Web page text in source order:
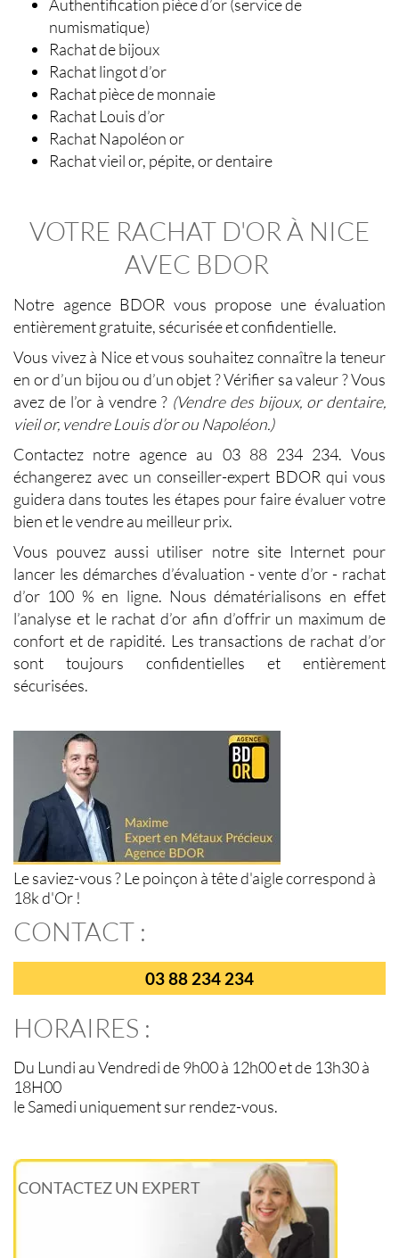
Authentification pièce d’or (service de
numismatique)
Rachat de bijoux
Rachat lingot d’or
Rachat pièce de monnaie
Rachat Louis d’or
Rachat Napoléon or
Rachat vieil or, pépite, or dentaire
VOTRE RACHAT D'OR À NICE
AVEC BDOR
Notre agence BDOR vous propose une évaluation
entièrement gratuite, sécurisée et confidentielle.
Vous vivez à Nice et vous souhaitez connaître la teneur
en or d’un bijou ou d’un objet ? Vérifier sa valeur ? Vous
avez de l’or à vendre ? (Vendre des bijoux, or dentaire,
vieil or, vendre Louis d’or ou Napoléon.)
Contactez notre agence au 03 88 234 234. Vous
échangerez avec un conseiller-expert BDOR qui vous
guidera dans toutes les étapes pour faire évaluer votre
bien et le vendre au meilleur prix.
Vous pouvez aussi utiliser notre site Internet pour
lancer les démarches d’évaluation - vente d’or - rachat
d’or 100 % en ligne. Nous dématérialisons en effet
l’analyse et le rachat d’or afin d’offrir un maximum de
confort et de rapidité. Les transactions de rachat d’or
sont toujours confidentielles et entièrement
sécurisées.
Le saviez-vous ? Le poinçon à tête d'aigle correspond à
18k d'Or !
CONTACT :
03 88 234 234
HORAIRES :
Du Lundi au Vendredi de 9h00 à 12h00 et de 13h30 à
18H00
le Samedi uniquement sur rendez-vous.
CONTACTEZ UN EXPERT